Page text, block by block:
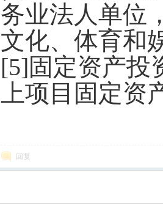
务业法人单位
文化、体育和
[5]固定资产投
上项目固定资
回复